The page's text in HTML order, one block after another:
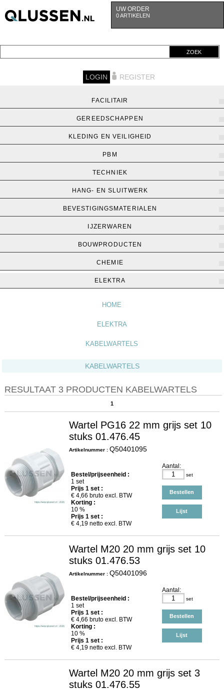
UW ORDER
0 ARTIKELEN
ZOEK
LOGIN REGISTER
FACILITAIR
GEREEDSCHAPPEN
KLEDING EN VEILIGHEID
PBM
TECHNIEK
HANG- EN SLUITWERK
BEVESTIGINGSMATERIALEN
IJZERWAREN
BOUWPRODUCTEN
CHEMIE
ELEKTRA
HOME
ELEKTRA
KABELWARTELS
KABELWARTELS
RESULTAAT 3 PRODUCTEN KABELWARTELS
1
Wartel PG16 22 mm grijs set 10
stuks 01.476.45
Artikelnummer : Q50401095
Bestel/prijseenheid :
1 set
Prijs 1set :
€ 4,66 bruto excl. BTW
Korting :
10 %
Prijs 1set :
€ 4,19netto excl. BTW
Aantal:
set
Bestellen
Lijst
Wartel M20 20 mm grijs set 10
stuks 01.476.53
Artikelnummer : Q50401096
Bestel/prijseenheid :
1 set
Prijs 1set :
€ 4,66 bruto excl. BTW
Korting :
10 %
Prijs 1set :
€ 4,19netto excl. BTW
Aantal:
set
Bestellen
Lijst
Wartel M20 20 mm grijs set 3
stuks 01.476.55